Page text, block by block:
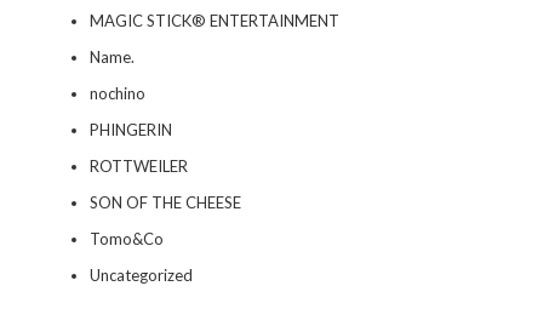
MAGIC STICK® ENTERTAINMENT
Name.
nochino
PHINGERIN
ROTTWEILER
SON OF THE CHEESE
Tomo&Co
Uncategorized